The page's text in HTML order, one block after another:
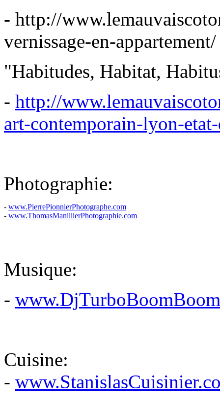
- http://
vernissage-en-appartement/
"Habitudes, Habitat,
- http://
art-contemporain-lyon-
Photographie:
- www.PierrePionnierPhotographe.com
- www.ThomasManillierPhotographie.com
Musique:
-
Cuisine:
-